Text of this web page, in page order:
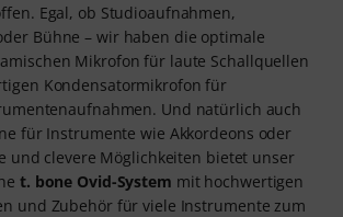
Egal, ob Studioaufnahmen,
Bühne – wir haben die optimale
Mikrofon für laute Schallquellen
Kondensatormikrofon für
Und natürlich auch
für Instrumente wie Akkordeons oder
und clevere Möglichkeiten bietet unser
t. bone Ovid-System mit hochwertigen
und Zubehör für viele Instrumente zum